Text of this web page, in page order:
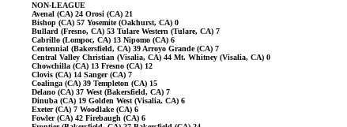
NON-LEAGUE
Avenal (CA) 24 Orosi (CA) 21
Bishop (CA) 57 Yosemite (Oakhurst, CA) 0
Bullard (Fresno, CA) 53 Tulare Western (Tulare, CA) 7
Cabrillo (Lompoc, CA) 13 Nipomo (CA) 6
Centennial (Bakersfield, CA) 39 Arroyo Grande (CA) 7
Central Valley Christian (Visalia, CA) 44 Mt. Whitney (Visalia, CA) 0
Chowchilla (CA) 13 Fresno (CA) 12
Clovis (CA) 14 Sanger (CA) 7
Coalinga (CA) 39 Templeton (CA) 15
Delano (CA) 37 West (Bakersfield, CA) 7
Dinuba (CA) 19 Golden West (Visalia, CA) 6
Exeter (CA) 7 Woodlake (CA) 6
Fowler (CA) 42 Firebaugh (CA) 6